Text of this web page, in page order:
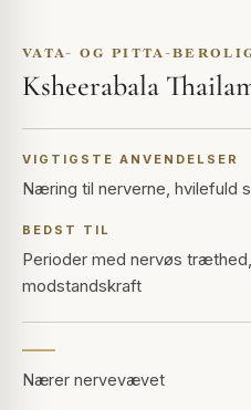
VATA- OG PITTA-
Ksheerabala
VIGTIGSTE ANVENDELSER
Næring til nerverne, hvilefuld
BEDST TIL
Perioder med nervøs
modstandskraft
Nærer nervevævet